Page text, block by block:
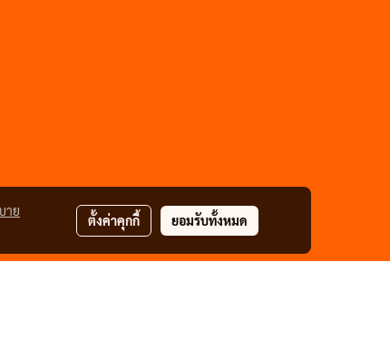
าย
ตั้งค่าคุกกี้ ยอมรับทั้งหมด